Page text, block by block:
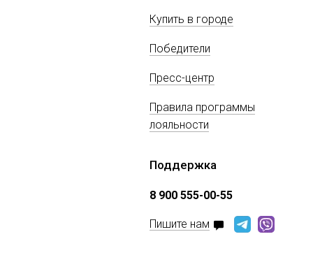
Купить в городе
Победители
Пресс-центр
Правила программы
лояльности
Поддержка
8 900 555-00-55
Пишите нам